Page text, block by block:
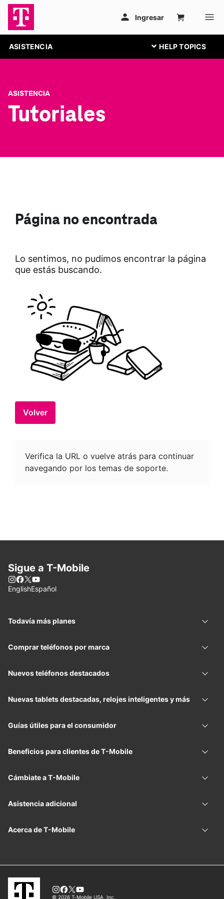
ASISTENCIA
ASISTENCIA
Tutoriales